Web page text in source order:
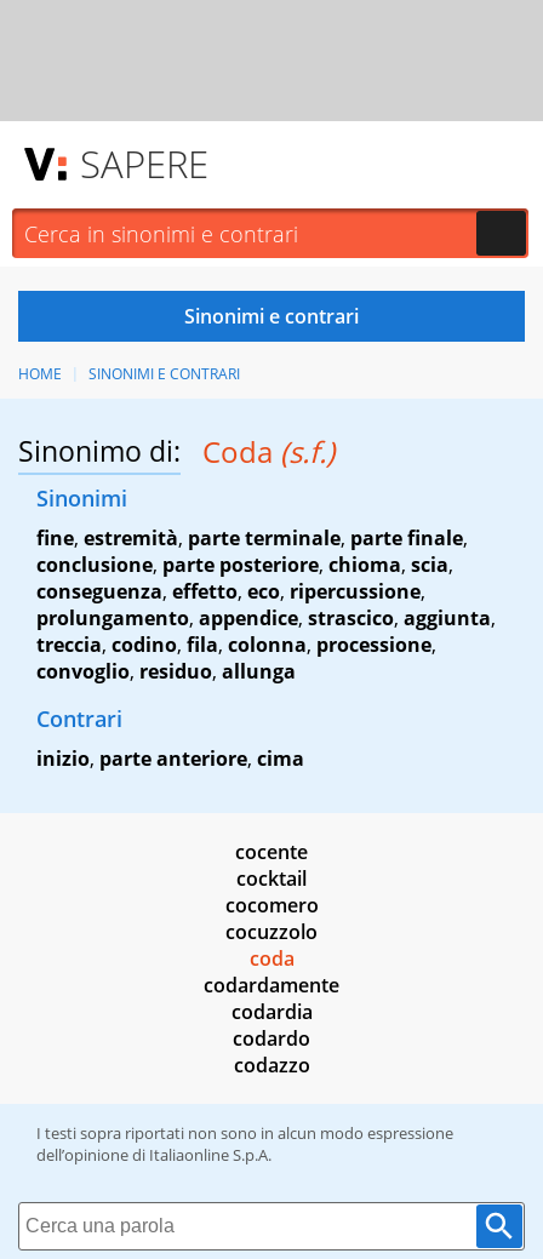
SAPERE
HOME SINONIMI E CONTRARI
Sinonimo di: Coda (s.f.)
Sinonimi
fine, estremità, parte terminale, parte finale,
conclusione, parte posteriore, chioma, scia,
conseguenza, effetto, eco, ripercussione,
prolungamento, appendice, strascico, aggiunta,
treccia, codino, fila, colonna, processione,
convoglio, residuo, allunga
Contrari
inizio, parte anteriore, cima
cocente
cocktail
cocomero
cocuzzolo
coda
codardamente
codardia
codardo
codazzo
I testi sopra riportati non sono in alcun modo espressione
dell’opinione di Italiaonline S.p.A.